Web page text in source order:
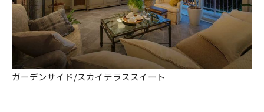
ガーデンサイド/スカイテラススイート